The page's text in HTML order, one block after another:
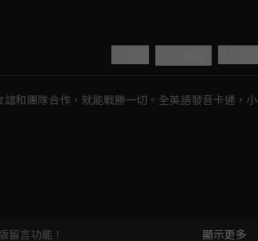
和團隊合作，就能戰勝一切。全英語發音卡通，小
留言功能！ 顯示更多